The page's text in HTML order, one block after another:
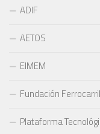
ADIF
AETOS
EIMEM
Fundación
Plataforma